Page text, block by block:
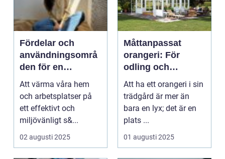
Fördelar och
användningsområ
den för en
luftvärmepump
Att värma våra hem
och arbetsplatser på
ett effektivt och
miljövänligt s&...
02 augusti 2025
Måttanpassat
orangeri: För
odling och
avkoppling året
runt
Att ha ett orangeri i sin
trädgård är mer än
bara en lyx; det är en
plats ...
01 augusti 2025